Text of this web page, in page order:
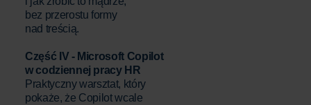
bez przerostu formy
nad treścią.
Część IV - Microsoft Copilot
w codziennej pracy HR
Praktyczny warsztat, który
pokaże, że Copilot wcale